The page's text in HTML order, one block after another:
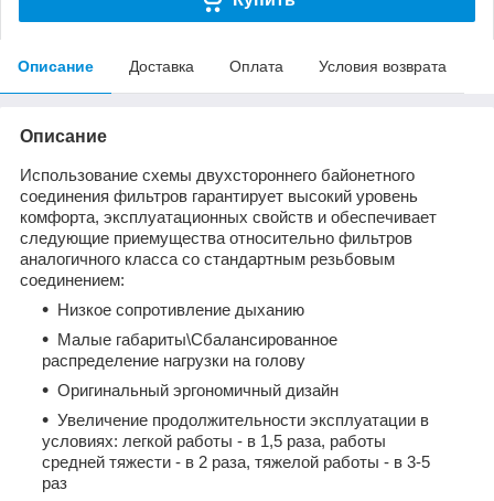
Описание Доставка Оплата Условия возврата
Описание
Использование схемы двухстороннего байонетного
соединения фильтров гарантирует высокий уровень
комфорта, эксплуатационных свойств и обеспечивает
следующие приемущества относительно фильтров
аналогичного класса со стандартным резьбовым
соединением:
Низкое сопротивление дыханию
Малые габариты\Сбалансированное
распределение нагрузки на голову
Оригинальный эргономичный дизайн
Увеличение продолжительности эксплуатации в
условиях: легкой работы - в 1,5 раза, работы
средней тяжести - в 2 раза, тяжелой работы - в 3-5
раз